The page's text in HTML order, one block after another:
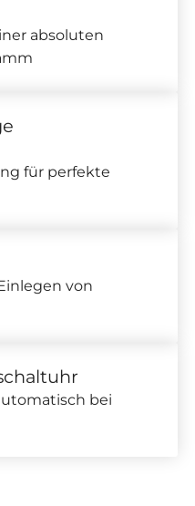
absoluten
für perfekte
von
bei